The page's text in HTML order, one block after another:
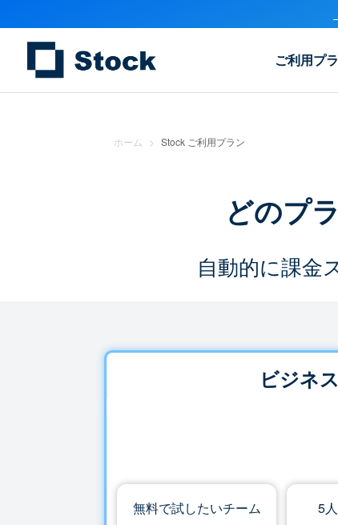
ご利用プ
ホーム > Stock ご利用プラン
どのプ
自動的に課金
ビジネ
無料で試したいチーム 5